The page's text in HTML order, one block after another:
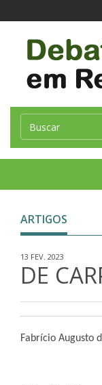
ARTIGOS
13 FEV. 2023
DE
Fabrício Augusto